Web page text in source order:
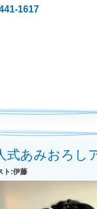
1617
式あみおろし
ト:伊藤